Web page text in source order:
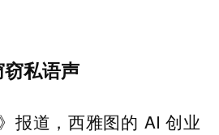
私语声
报道，西雅图的 AI 创业